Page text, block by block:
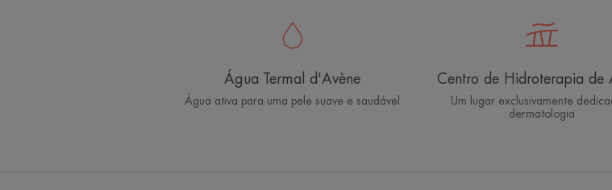
Água Termal d'Avène
Água ativa para uma pele suave e saudável
Centro de Hidroterapia de
Um lugar exclusivamente
dermatologia